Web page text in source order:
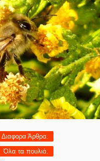
Διαφορα Άρθρα.
Όλα τα πουλιά.